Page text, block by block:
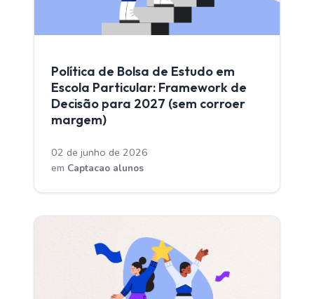
Política de Bolsa de Estudo em
Escola Particular: Framework de
Decisão para 2027 (sem corroer
margem)
02 de junho de 2026
em Captacao alunos